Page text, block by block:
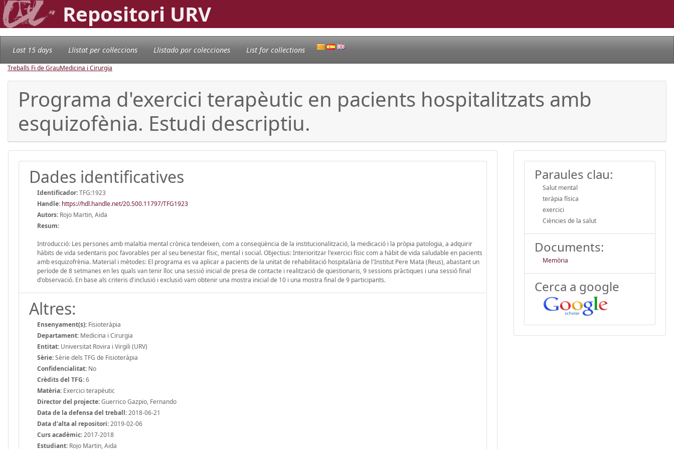
Repositori URV
Last 15 days Llistat per col·leccions Llistado por colecciones List for collections
Treballs Fi de GrauMedicina i Cirurgia
Programa d'exercici terapèutic en pacients hospitalitzats amb
esquizofènia. Estudi descriptiu.
Dades identificatives
Identificador:TFG:1923
Handle: https://hdl.handle.net/20.500.11797/TFG1923
Autors: Rojo Martin, Aida
Resum:
Introducció: Les persones amb malaltia mental crònica tendeixen, com a conseqüència de la institucionalització, la medicació i la pròpia patologia, a adquirir
hàbits de vida sedentaris poc favorables per al seu benestar físic, mental i social. Objectius: Interioritzar l'exercici físic com a hàbit de vida saludable en pacients
amb esquizofrènia. Material i mètodes: El programa es va aplicar a pacients de la unitat de rehabilitació hospitalària de l'Institut Pere Mata (Reus), abastant un
període de 8 setmanes en les quals van tenir lloc una sessió inicial de presa de contacte i realització de qüestionaris, 9 sessions pràctiques i una sessió final
d'observació. En base als criteris d'inclusió i exclusió vam obtenir una mostra inicial de 10 i una mostra final de 9 participants.
Altres:
Ensenyament(s): Fisioteràpia
Departament: Medicina i Cirurgia
Entitat: Universitat Rovira i Virgili (URV)
Sèrie:Sèrie dels TFG de Fisioteràpia
Confidencialitat: No
Crèdits del TFG:6
Matèria: Exercici terapèutic
Director del projecte:Guerrico Gazpio, Fernando
Data de la defensa del treball:2018-06-21
Data d'alta al repositori:2019-02-06
Curs acadèmic:2017-2018
Estudiant: Rojo Martin, Aida
Paraules clau:
Salut mental
teràpia física
exercici
Ciències de la salut
Documents:
Memòria
Cerca a google